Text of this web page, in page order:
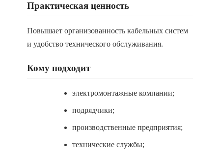
Практическая ценность
Повышает организованность кабельных систем
и удобство технического обслуживания.
Кому подходит
электромонтажные компании;
подрядчики;
производственные предприятия;
технические службы;